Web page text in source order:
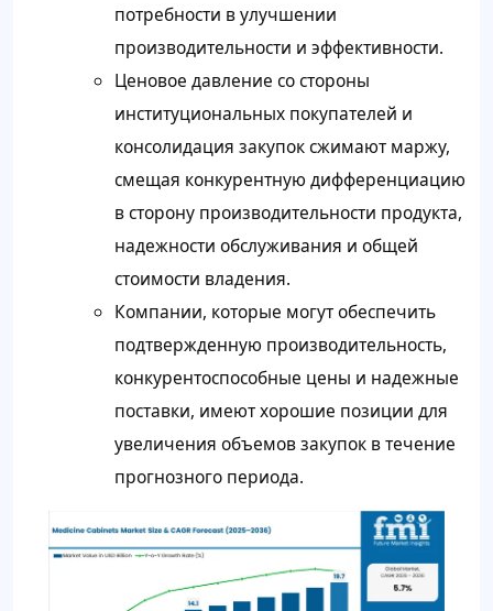
потребности в улучшении
производительности и эффективности.
Ценовое давление со стороны
институциональных покупателей и
консолидация закупок сжимают маржу,
смещая конкурентную дифференциацию
в сторону производительности продукта,
надежности обслуживания и общей
стоимости владения.
Компании, которые могут обеспечить
подтвержденную производительность,
конкурентоспособные цены и надежные
поставки, имеют хорошие позиции для
увеличения объемов закупок в течение
прогнозного периода.